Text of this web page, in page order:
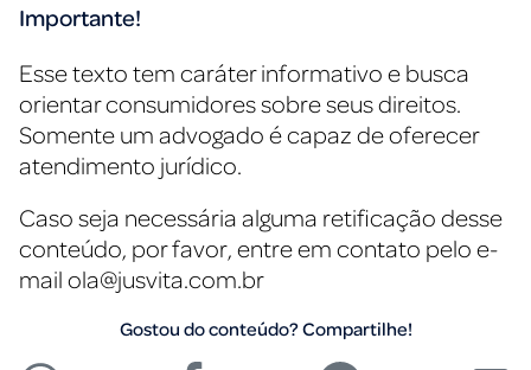
Importante!
Esse texto tem caráter informativo e busca
orientar consumidores sobre seus direitos.
Somente um advogado é capaz de oferecer
atendimento jurídico.
Caso seja necessária alguma retificação desse
conteúdo, por favor, entre em contato pelo e-
mailola@jusvita.com.br
Gostou do conteúdo? Compartilhe!